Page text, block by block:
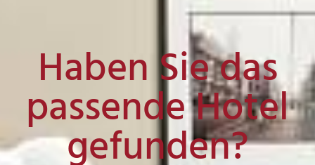
Haben Sie das
passende Hotel
gefunden?